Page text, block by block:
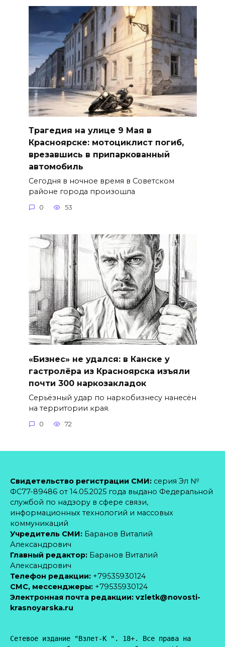
Трагедия на улице 9 Мая в
Красноярске: мотоциклист погиб,
врезавшись в припаркованный
автомобиль
Сегодня в ночное время в Советском
районе города произошла
0 53
«Бизнес» не удался: в Канске у
гастролёра из Красноярска изъяли
почти 300 наркозакладок
Серьёзный удар по наркобизнесу нанесён
на территории края.
0 72
Свидетельство регистрации СМИ: серия Эл №
ФС77-89486 от 14.05.2025 года выдано Федеральной
службой по надзору в сфере связи,
информационных технологий и массовых
коммуникаций
Учредитель СМИ: Баранов Виталий
Александрович
Главный редактор: Баранов Виталий
Александрович
Телефон редакции: +79535930124
CМС, мессенджеры: +79535930124
Электронная почта редакции: vzletk@novosti-
krasnoyarska.ru
Сетевое издание "Взлет-К ". 18+. Все права на